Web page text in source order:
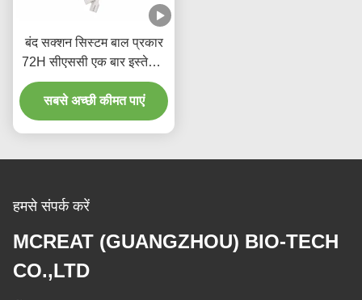
बंद सक्शन सिस्टम बाल प्रकार
72H सीएससी एक बार इस्तेमाल
होने वाली चिकित्सा सामग्री
सबसे अच्छी कीमत पाएं
हमसे संपर्क करें
MCREAT (GUANGZHOU) BIO-TECH
CO.,LTD